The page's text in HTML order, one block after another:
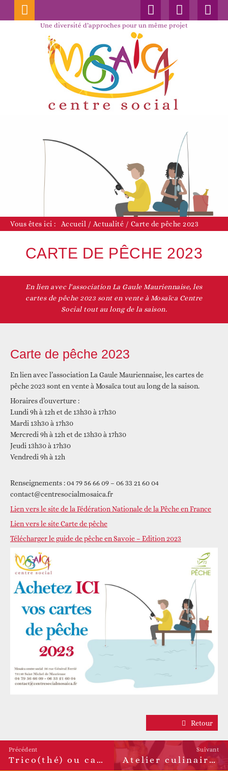
Une diversité d’approches pour un même projet
Vous êtes ici : Accueil / Actualité / Carte de pêche 2023
CARTE DE PÊCHE 2023
En lien avec l'association La Gaule Mauriennaise, les
cartes de pêche 2023 sont en vente à Mosaïca Centre
Social tout au long de la saison.
Carte de pêche 2023
En lien avec l’association La Gaule Mauriennaise, les cartes de
pêche 2023 sont en vente à Mosaïca tout au long de la saison.
Horaires d’ouverture :
Lundi 9h à 12h et de 13h30 à 17h30
Mardi 13h30 à 17h30
Mercredi 9h à 12h et de 13h30 à 17h30
Jeudi 13h30 à 17h30
Vendredi 9h à 12h
Renseignements : 04 79 56 66 09 – 06 33 21 60 04
contact@centresocialmosaica.fr
Lien vers le site de la Fédération Nationale de la Pêche en France
Lien vers le site Carte de pêche
Télécharger le guide de pêche en Savoie – Edition 2023
Retour
Précédent
Article
Trico(thé) ou café ? spécial macramé
Suivant
Article
Atelier culinaire surprise